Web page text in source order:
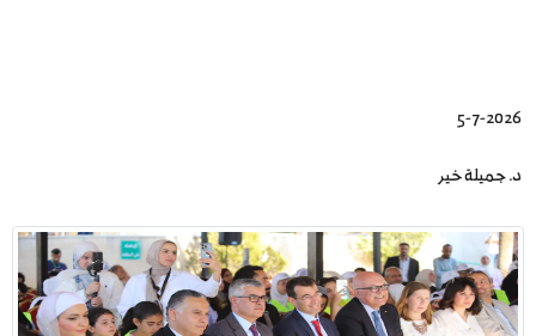
5-7-2026
د. جميلة خير